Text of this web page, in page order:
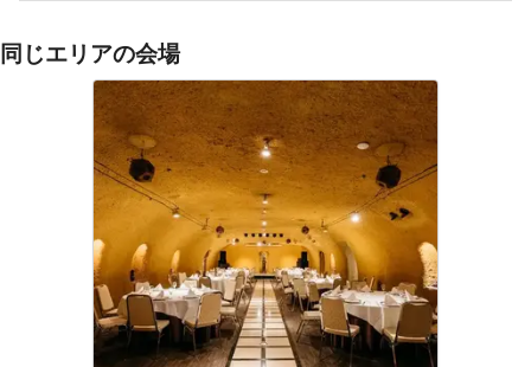
同じエリアの会場